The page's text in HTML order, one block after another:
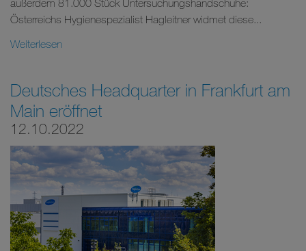
außerdem 81.000 Stück Untersuchungshandschuhe:
Österreichs Hygienespezialist Hagleitner widmet diese...
Weiterlesen
Deutsches Headquarter in Frankfurt am
Main eröffnet
12.10.2022